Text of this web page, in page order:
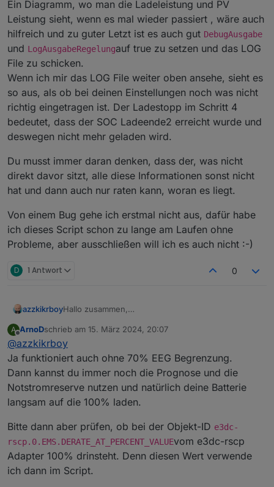
langsam weiter geladen so wie es sein soll. Der
Regelbeginn darf aber keinen Einfluss haben wenn
die Ladung bis x% e3dc überlassen ist.
Ein Diagramm, wo man die Ladeleistung und PV
Leistung sieht, wenn es mal wieder passiert , wäre auch
hilfreich und zu guter Letzt ist es auch gut DebugAusgabe
und LogAusgabeRegelungauf true zu setzen und das LOG
File zu schicken.
Wenn ich mir das LOG File weiter oben ansehe, sieht es
so aus, als ob bei deinen Einstellungen noch was nicht
richtig eingetragen ist. Der Ladestopp im Schritt 4
bedeutet, dass der SOC Ladeende2 erreicht wurde und
deswegen nicht mehr geladen wird.
Du musst immer daran denken, dass der, was nicht
direkt davor sitzt, alle diese Informationen sonst nicht
hat und dann auch nur raten kann, woran es liegt.
Von einem Bug gehe ich erstmal nicht aus, dafür habe
ich dieses Script schon zu lange am Laufen ohne
Probleme, aber ausschließen will ich es auch nicht :-)
D 1 Antwort 0
azzkikrboyHallo zusammen,
Anlage ohne 70% EEG Begrenzung?
A
Offline
ArnoDschrieb am 15. März 2024, 20:07
zuletzt editiert von
@azzkikrboy
Ja funktioniert auch ohne 70% EEG Begrenzung.
Dann kannst du immer noch die Prognose und die
Notstromreserve nutzen und natürlich deine Batterie
langsam auf die 100% laden.
Bitte dann aber prüfen, ob bei der Objekt-ID e3dc-
rscp.0.EMS.DERATE_AT_PERCENT_VALUEvom e3dc-rscp
Adapter 100% drinsteht. Denn diesen Wert verwende
ich dann im Script.